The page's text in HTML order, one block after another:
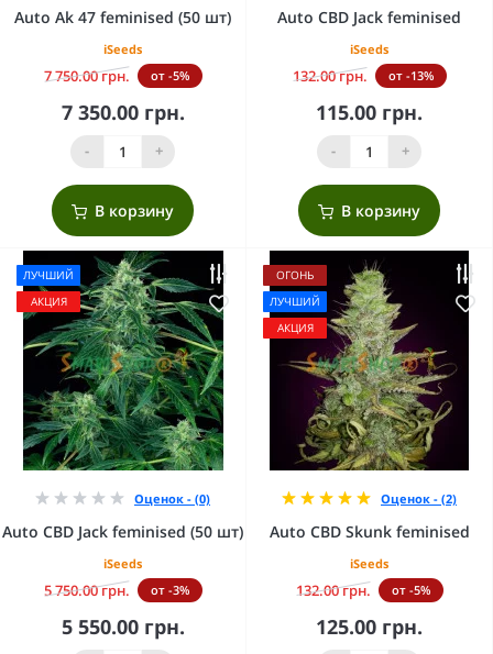
Auto Ak 47 feminised (50 шт)
iSeeds
7 750.00 грн. от -5%
7 350.00 грн.
- +
В корзину
Auto CBD Jack feminised
iSeeds
132.00 грн. от -13%
115.00 грн.
- +
В корзину
ЛУЧШИЙ
АКЦИЯ
Оценок - (0)
Auto CBD Jack feminised (50 шт)
iSeeds
5 750.00 грн. от -3%
5 550.00 грн.
ОГОНЬ
ЛУЧШИЙ
АКЦИЯ
Оценок - (2)
Auto CBD Skunk feminised
iSeeds
132.00 грн. от -5%
125.00 грн.